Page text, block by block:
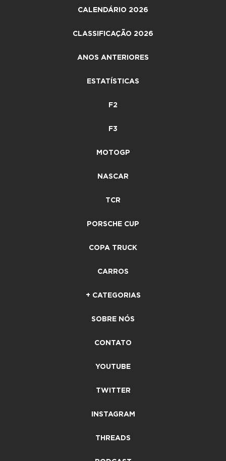
CALENDÁRIO 2026
CLASSIFICAÇÃO 2026
ANOS ANTERIORES
ESTATÍSTICAS
F2
F3
MOTOGP
NASCAR
TCR
PORSCHE CUP
COPA TRUCK
CARROS
+ CATEGORIAS
SOBRE NÓS
CONTATO
YOUTUBE
TWITTER
INSTAGRAM
THREADS